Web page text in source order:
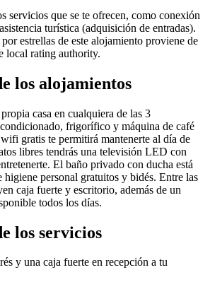
servicios que se te ofrecen, como conexión
turística (adquisición de entradas).
estrellas de este alojamiento proviene de
local rating authority.
los alojamientos
casa en cualquiera de las 3
frigorífico y máquina de café
gratis te permitirá mantenerte al día de
libres tendrás una televisión LED con
El baño privado con ducha está
personal gratuitos y bidés. Entre las
caja fuerte y escritorio, además de un
todos los días.
los servicios
y una caja fuerte en recepción a tu